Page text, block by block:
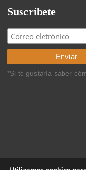
Suscríbete
*Si te gustaría saber